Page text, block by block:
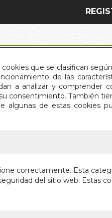
que se clasifican
de las
a analizar y comprender
consentimiento. También
algunas de estas cookies
correctamente. Esta
del sitio web. Estas
CONTACTO